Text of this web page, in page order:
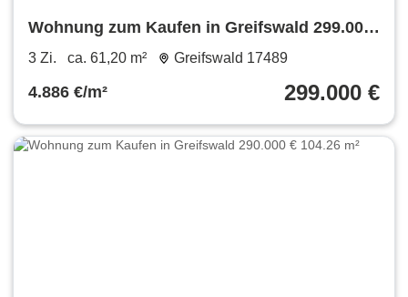
Wohnung zum Kaufen in Greifswald 299.000
€ 61.2 m²
3 Zi. ca. 61,20 m² Greifswald 17489
4.886 €/m² 299.000 €